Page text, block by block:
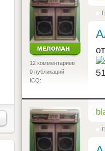
12 комментариев
0 публикаций
ICQ:
<